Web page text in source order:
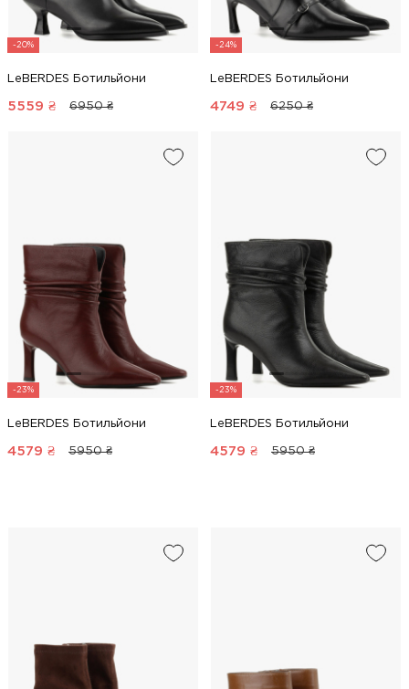
-20%
LeBERDES Ботильйони
5559 ₴ 6950 ₴
-24%
LeBERDES Ботильйони
4749 ₴ 6250 ₴
-23%
LeBERDES Ботильйони
4579 ₴ 5950 ₴
-23%
LeBERDES Ботильйони
4579 ₴ 5950 ₴